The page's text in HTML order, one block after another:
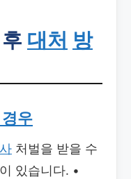
대처 방
경우
처벌을 받을 수
있습니다. •